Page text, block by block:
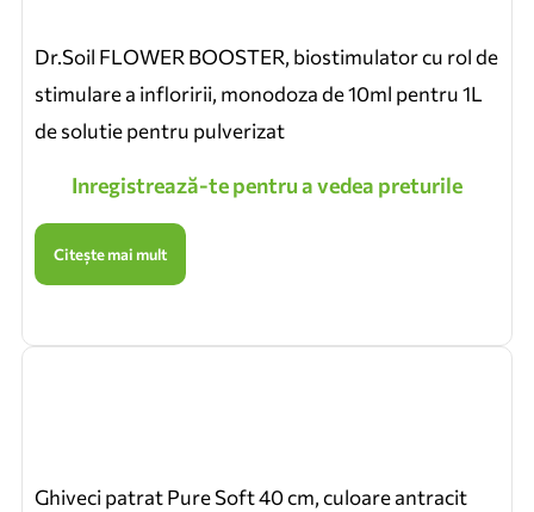
Dr.Soil FLOWER BOOSTER, biostimulator cu rol de
stimulare a infloririi, monodoza de 10ml pentru 1L
de solutie pentru pulverizat
Inregistrează-te pentru a vedea preturile
Citește mai mult
Ghiveci patrat Pure Soft 40 cm, culoare antracit